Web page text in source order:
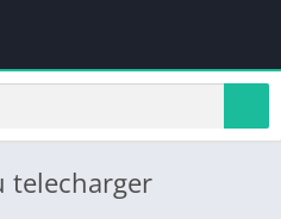
telecharger